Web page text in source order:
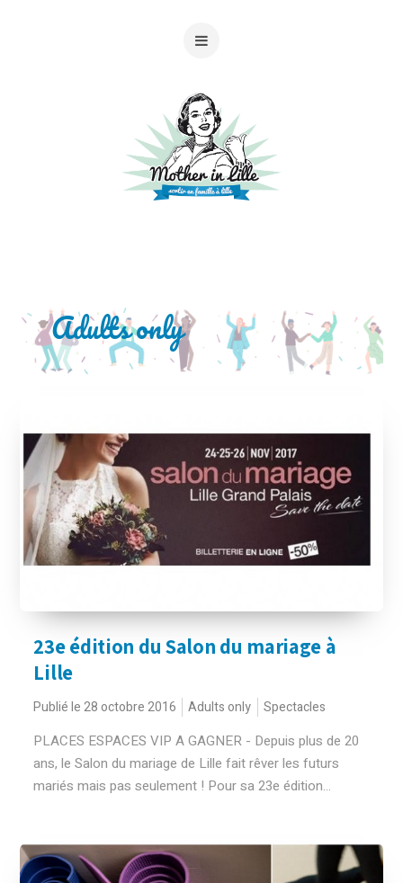
Adults only
23e édition du Salon du mariage à
Lille
Publié le 28 octobre 2016 Adults only Spectacles
PLACES ESPACES VIP A GAGNER - Depuis plus de 20
ans, le Salon du mariage de Lille fait rêver les futurs
mariés mais pas seulement ! Pour sa 23e édition...